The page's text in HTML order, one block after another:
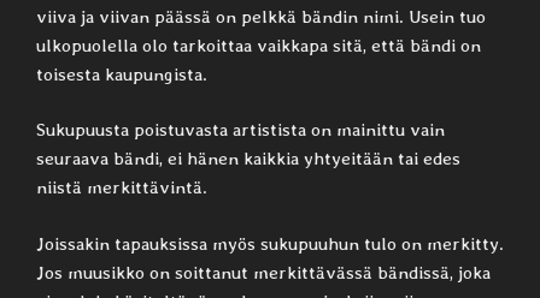
viiva ja viivan päässä on pelkkä bändin nimi. Usein tuo
ulkopuolella olo tarkoittaa vaikkapa sitä, että bändi on
toisesta kaupungista.
Sukupuusta poistuvasta artistista on mainittu vain
seuraava bändi, ei hänen kaikkia yhtyeitään tai edes
niistä merkittävintä.
Joissakin tapauksissa myös sukupuuhun tulo on merkitty.
Jos muusikko on soittanut merkittävässä bändissä, joka